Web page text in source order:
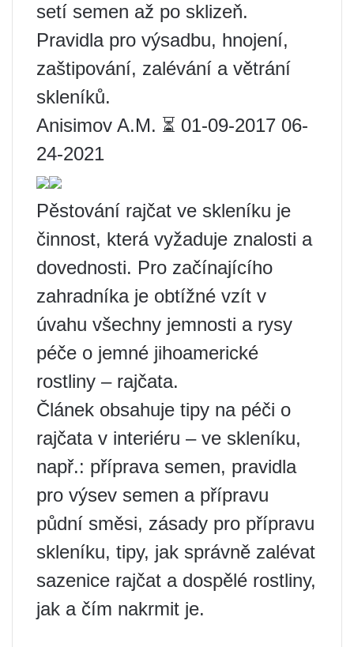
setí semen až po sklizeň.
Pravidla pro výsadbu, hnojení,
zaštipování, zalévání a větrání
skleníků.
Anisimov A.M. ⏳ 01-09-2017 06-
24-2021
Pěstování rajčat ve skleníku je
činnost, která vyžaduje znalosti a
dovednosti. Pro začínajícího
zahradníka je obtížné vzít v
úvahu všechny jemnosti a rysy
péče o jemné jihoamerické
rostliny – rajčata.
Článek obsahuje tipy na péči o
rajčata v interiéru – ve skleníku,
např.: příprava semen, pravidla
pro výsev semen a přípravu
půdní směsi, zásady pro přípravu
skleníku, tipy, jak správně zalévat
sazenice rajčat a dospělé rostliny,
jak a čím nakrmit je.